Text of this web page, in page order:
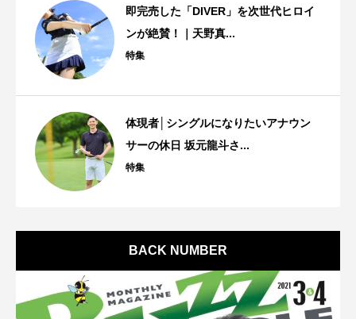
即完売した「DIVER」を次世代ヒロイ
ンが絶賛！｜天野真...
特集
体現者│シングルになりたいアナウン
サーの休日 坂元龍斗さ...
特集
BACK NUMBER